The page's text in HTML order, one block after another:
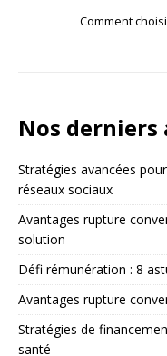
Comment
Nos derniers
Stratégies avancées
réseaux sociaux
Avantages rupture
solution
Défi rémunération : 8
Avantages rupture
Stratégies de
santé